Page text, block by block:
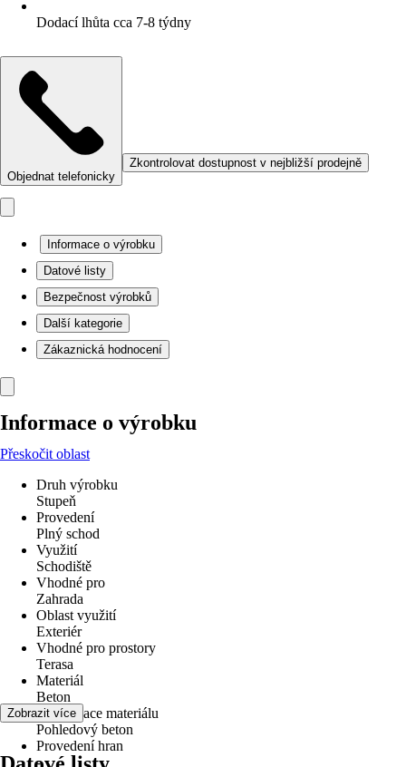
Dodací lhůta cca 7-8 týdny
Objednat telefonicky
Zkontrolovat dostupnost v nejbližší prodejně
Informace o výrobku
Datové listy
Bezpečnost výrobků
Další kategorie
Zákaznická hodnocení
Informace o výrobku
Přeskočit oblast
Druh výrobku
Stupeň
Provedení
Plný schod
Využití
Schodiště
Vhodné pro
Zahrada
Oblast využití
Exteriér
Vhodné pro prostory
Terasa
Materiál
Beton
Specifikace materiálu
Pohledový beton
Provedení hran
-
Zobrazit více